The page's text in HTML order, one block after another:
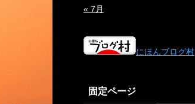
« 7月
にほんブログ村
固定ページ